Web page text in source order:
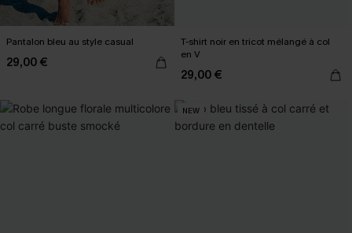
Pantalon bleu au style casual
29,00 €
T-shirt noir en tricot mélangé à col
en V
29,00 €
NEW